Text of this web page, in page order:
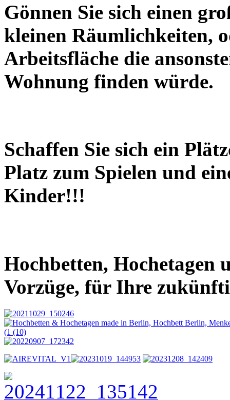
Gönnen Sie sich einen
kleinen Räumlichkeiten,
Arbeitsfläche die
Wohnung finden würde.
Schaffen Sie sich ein
Platz zum Spielen und
Kinder!!!
Hochbetten, Hochetagen
Vorzüge, für Ihre